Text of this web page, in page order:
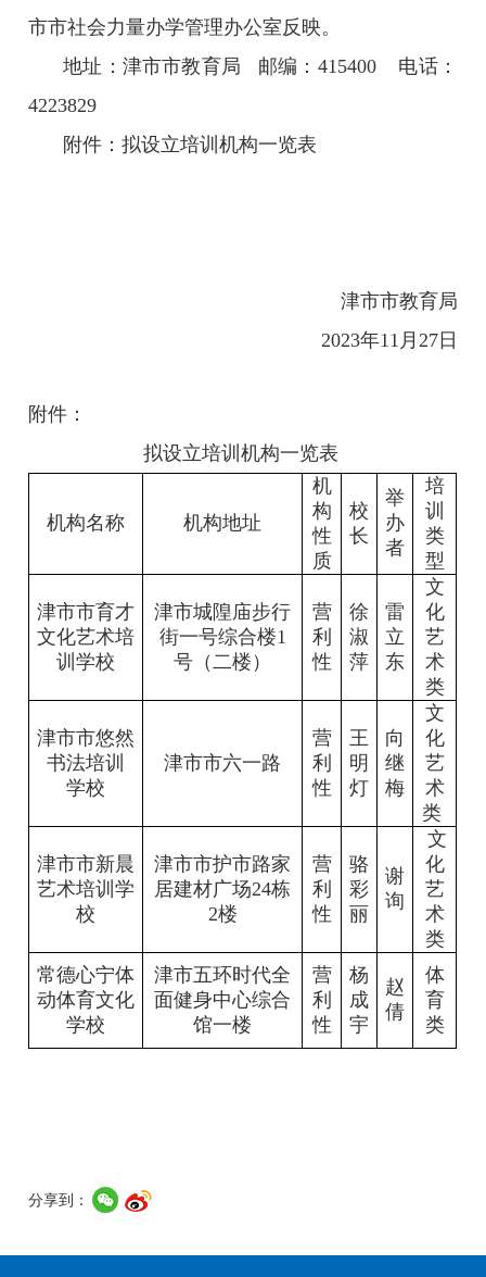
市市社会力量办学管理办公室反映。
地址：津市市教育局 邮编：415400 电话：
4223829
附件：拟设立培训机构一览表
津市市教育局
2023年11月27日
附件：
拟设立培训机构一览表
机构名称 机构地址
机
构
性
质
校
长
举
办
者
培
训
类
型
津市市育才
文化艺术培
训学校
津市城隍庙步行
街一号综合楼1
号（二楼）
营
利
性
徐
淑
萍
雷
立
东
文
化
艺
术
类
津市市悠然
书法培训
学校
津市市六一路
营
利
性
王
明
灯
向
继
梅
文
化
艺
术
类
津市市新晨
艺术培训学
校
津市市护市路家
居建材广场24栋
2楼
营
利
性
骆
彩
丽
谢
询
文
化
艺
术
类
常德心宁体
动体育文化
学校
津市五环时代全
面健身中心综合
馆一楼
营
利
性
杨
成
宇
赵
倩
体
育
类
分享到：